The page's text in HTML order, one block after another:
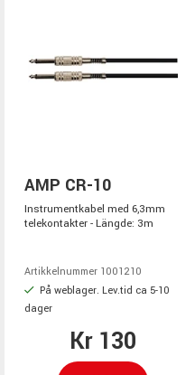
AMP CR-10
Instrumentkabel med 6,3mm
telekontakter - Längde: 3m
Artikkelnummer 1001210
På weblager. Lev.tid ca 5-10
dager
Kr 130